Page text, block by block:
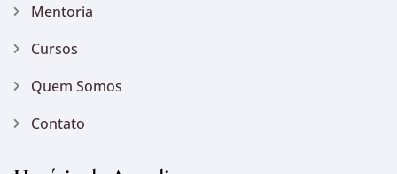
Mentoria
Cursos
Quem Somos
Contato